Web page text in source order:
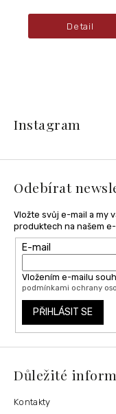
Detail
t
Instagram
Odebírat
Vložte svůj e-mail a my
produktech na našem
E-mail
Vložením e-mailu
podmínkami ochrany
PŘIHLÁSIT SE
Důležité
Kontakty